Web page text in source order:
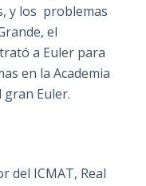
y los problemas
el
a Euler para
en la Academia
gran Euler.
del ICMAT, Real